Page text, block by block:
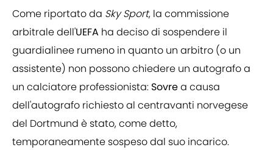
Come riportato da Sky Sport, la commissione
arbitrale dell'UEFA ha deciso di sospendere il
guardialinee rumeno in quanto un arbitro (o un
assistente) non possono chiedere un autografo a
un calciatore professionista: Sovrea causa
dell'autografo richiesto al centravanti norvegese
del Dortmund è stato, come detto,
temporaneamente sospeso dal suo incarico.